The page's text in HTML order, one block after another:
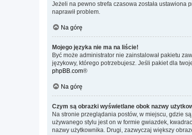
Jeżeli na pewno strefa czasowa została ustawiona
naprawił problem.
Na górę
Mojego języka nie ma na liście!
Być może administrator nie zainstalował pakietu
językowy, którego potrzebujesz. Jeśli pakiet dla
phpBB.com®
Na górę
Czym są obrazki wyświetlane obok nazwy
Na stronie przeglądania postów, w miejscu, gdzie
używanego stylu jest on w formie gwiazdek,
nazwy użytkownika. Drugi, zazwyczaj większy